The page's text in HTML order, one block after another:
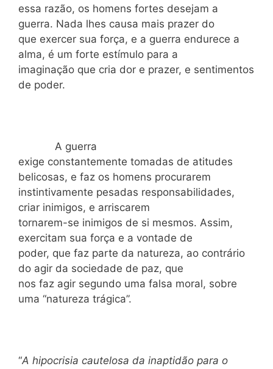
essa razão, os homens fortes desejam a
guerra. Nada lhes causa mais prazer do
que exercer sua força, e a guerra endurece a
alma, é um forte estímulo para a
imaginação que cria dor e prazer, e sentimentos
de poder.
A guerra
exige constantemente tomadas de atitudes
belicosas, e faz os homens procurarem
instintivamente pesadas responsabilidades,
criar inimigos, e arriscarem
tornarem-se inimigos de si mesmos. Assim,
exercitam sua força e a vontade de
poder, que faz parte da natureza, ao contrário
do agir da sociedade de paz, que
nos faz agir segundo uma falsa moral, sobre
uma “natureza trágica”.
“A hipocrisia cautelosa da inaptidão para o